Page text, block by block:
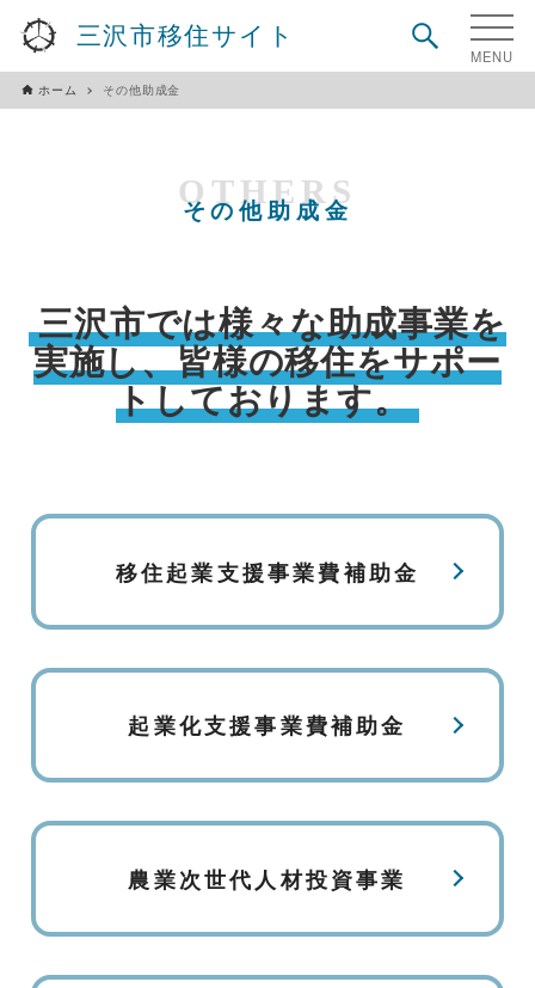
三沢市移住サイト
ホーム その他助成金
OTHERS
その他助成金
三沢市では様々な助成事業を
実施し、皆様の移住をサポー
トしております。
移住起業支援事業費補助金
起業化支援事業費補助金
農業次世代人材投資事業